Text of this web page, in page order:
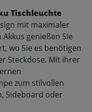
Tischleuchte
mit maximaler
genießen Sie
wo Sie es benötigen
Steckdose. Mit ihrer
zum stilvollen
Sideboard oder